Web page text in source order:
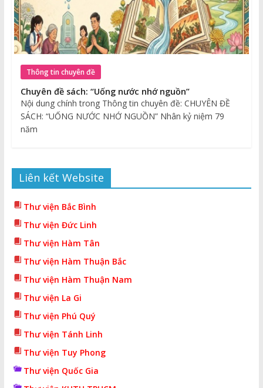
Thông tin chuyên đề
Chuyên đề sách: “Uống nước nhớ nguồn”
Nội dung chính trong Thông tin chuyên đề: CHUYÊN ĐỀ
SÁCH: “UỐNG NƯỚC NHỚ NGUỒN” Nhân kỷ niệm 79
năm
Liên kết Website
Thư viện Bắc Bình
Thư viện Đức Linh
Thư viện Hàm Tân
Thư viện Hàm Thuận Bắc
Thư viện Hàm Thuận Nam
Thư viện La Gi
Thư viện Phú Quý
Thư viện Tánh Linh
Thư viện Tuy Phong
Thư viện Quốc Gia